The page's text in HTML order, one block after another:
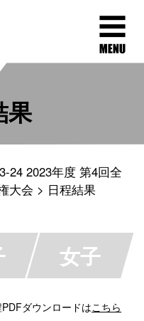
果
24 2023年度 第4回全
大会
日程結果
女子
ダウンロードはこちら